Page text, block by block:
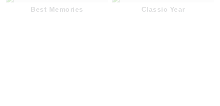
Best Memories Classic Year